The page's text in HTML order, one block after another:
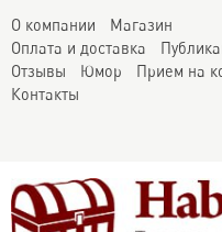
О компании
Магазин
Оплата и доставка
Отзывы
Юмор
Прием на
Контакты